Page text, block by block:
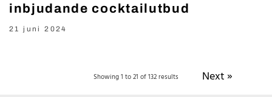
inbjudande cocktailutbud
21 juni 2024
Showing 1 to 21 of 132 results Next »